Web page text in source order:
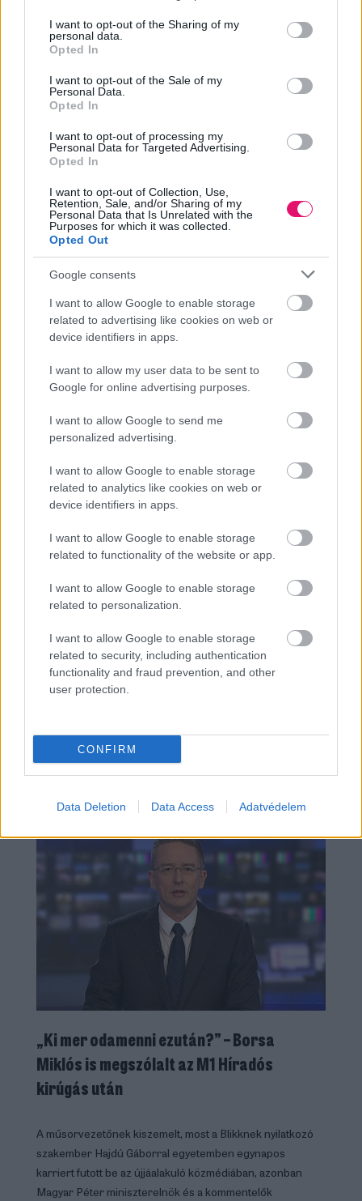
not limited to your visit or usage behaviour. You may click to
grant or deny consent to Google and its third-party tags to
use your data for below specified purposes in below Google
consent section.
I want to opt-out of the Sharing of my
personal data.
Opted In
I want to opt-out of the Sale of my
Personal Data.
Opted In
I want to opt-out of processing my
Personal Data for Targeted Advertising.
Opted In
I want to opt-out of Collection, Use,
Retention, Sale, and/or Sharing of my
Personal Data that Is Unrelated with the
Purposes for which it was collected.
Opted Out
Google consents
I want to allow Google to enable storage
related to advertising like cookies on web or
device identifiers in apps.
I want to allow my user data to be sent to
Google for online advertising purposes.
I want to allow Google to send me
personalized advertising.
I want to allow Google to enable storage
related to analytics like cookies on web or
device identifiers in apps.
I want to allow Google to enable storage
related to functionality of the website or app.
I want to allow Google to enable storage
related to personalization.
I want to allow Google to enable storage
related to security, including authentication
functionality and fraud prevention, and other
user protection.
CONFIRM
Data Deletion Data Access Adatvédelem
Összeállt a Zwack a Motóval és
megszületett az Unicummal készült pizza
A Zwack és a Moto Pizza rendhagyó kollaborációjának
köszönhetően megszületett az Unicummal készült pizza,
BRAND| 2026. AUGUSZTUS 07.
„Ki mer odamenni ezután?” – Borsa
Miklós is megszólalt az M1 Híradós
kirúgás után
A műsorvezetőnek kiszemelt, most a Blikknek nyilatkozó
szakember Hajdú Gáborral egyetemben egynapos
karriert futott be az újjáalakuló közmédiában, azonban
Magyar Péter miniszterelnök és a kommentelők